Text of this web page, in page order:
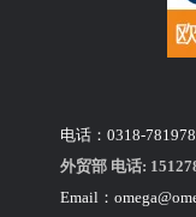
电话：0318-
外贸部 电话:
Email：